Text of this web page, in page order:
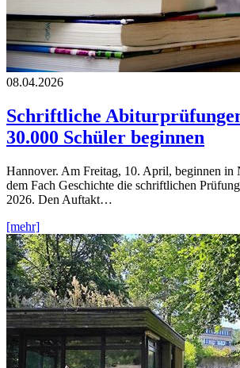
08.04.2026
Schriftliche
30.000 Schüler beginnen
Hannover. Am Freitag, 10. April, beginnen in
dem Fach Geschichte die schriftlichen
2026. Den Auftakt…
[mehr]